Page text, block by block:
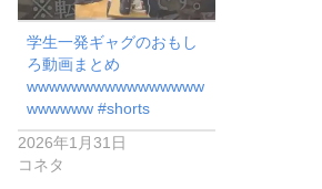
学生一発ギャグのおもし
ろ動画まとめ
wwwwwwwwwwwwwwww
wwwwww #shorts
2026年1月31日
コネタ